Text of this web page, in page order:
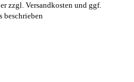
zzgl. Versandkosten und ggf.
beschrieben